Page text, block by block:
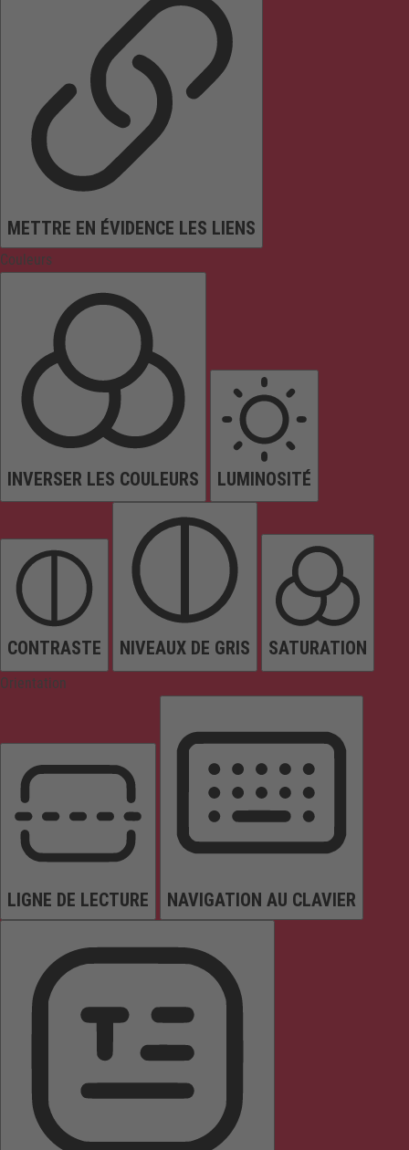
METTRE EN ÉVIDENCE LES LIENS
Couleurs
INVERSER LES COULEURS LUMINOSITÉ
CONTRASTE NIVEAUX DE GRIS SATURATION
Orientation
LIGNE DE LECTURE NAVIGATION AU CLAVIER